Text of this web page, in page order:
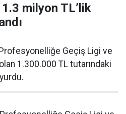
milyon TL’lik
Geçiş Ligi ve
1.300.000 TL tutarındaki